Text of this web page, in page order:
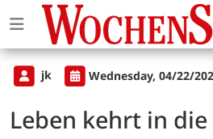
jk Wednesday, 04/22/
Leben kehrt in